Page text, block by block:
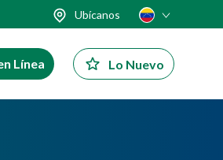
Ubícanos
Línea Lo Nuevo